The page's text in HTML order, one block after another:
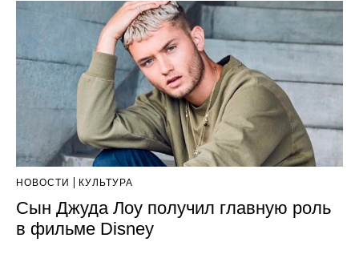
НОВОСТИ КУЛЬТУРА
Сын Джуда Лоу получил главную роль
в фильме Disney